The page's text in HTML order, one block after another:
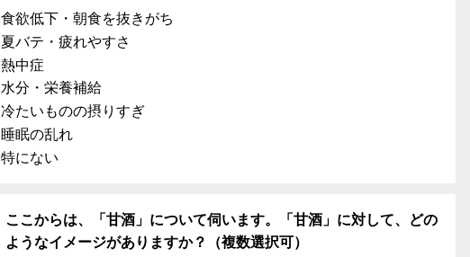
食欲低下・朝食を抜きがち
夏バテ・疲れやすさ
熱中症
水分・栄養補給
冷たいものの摂りすぎ
睡眠の乱れ
特にない
ここからは、「甘酒」について伺います。「甘酒」に対して、どの
ようなイメージがありますか？（複数選択可）